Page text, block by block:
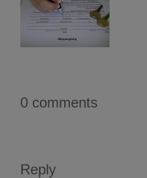
0 comments
Reply